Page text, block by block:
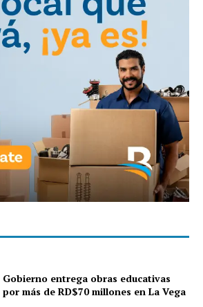
Gobierno entrega obras educativas
por más de RD$70 millones en La Vega